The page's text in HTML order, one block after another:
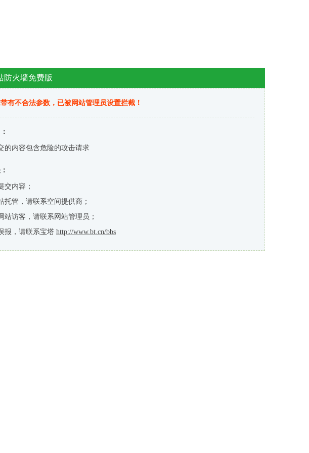
防火墙免费版
有不合法参数，已被网站管理员设置拦截！
的内容包含危险的攻击请求
交内容；
托管，请联系空间提供商；
站访客，请联系网站管理员；
报，请联系宝塔 http://www.bt.cn/bbs